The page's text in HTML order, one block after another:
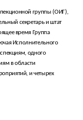
группы (ОИГ),
секретарь и штат
время Группа
Исполнительного
одного
в области
и четырех